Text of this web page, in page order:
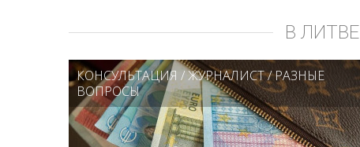
В ЛИТВЕ
КОНСУЛЬТАЦИЯ /ЖУРНАЛИСТ/РАЗНЫЕ
ВОПРОСЫ